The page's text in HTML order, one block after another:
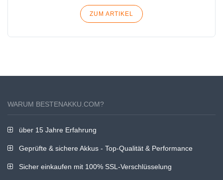
ZUM ARTIKEL
WARUM BESTENAKKU.COM?
über 15 Jahre Erfahrung
Geprüfte & sichere Akkus - Top-Qualität & Performance
Sicher einkaufen mit 100% SSL-Verschlüsselung